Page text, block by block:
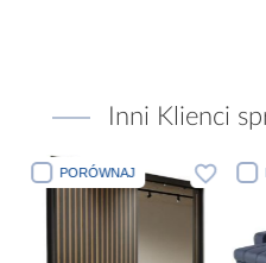
Inni Klienci
PORÓWNAJ